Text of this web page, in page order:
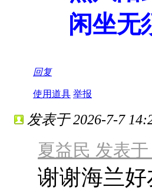
闲坐无
回复
使用道具 举报
发表于 2026-7-7
夏益民 发表于
谢谢海兰